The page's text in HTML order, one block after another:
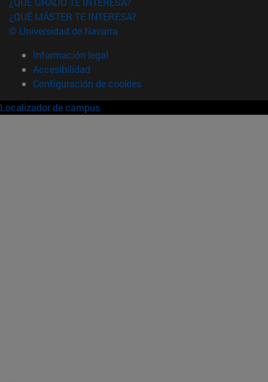
¿QUÉ MÁSTER TE INTERESA?
© Universidad de Navarra
Información legal
Accesibilidad
Configuración de cookies
Localizador de campus